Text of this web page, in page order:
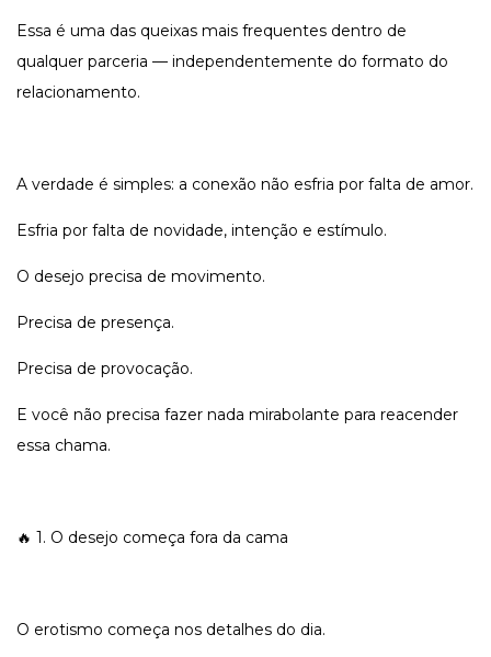
Essa é uma das queixas mais frequentes dentro de
qualquer parceria — independentemente do formato do
relacionamento.
A verdade é simples: a conexão não esfria por falta de amor.
Esfria por falta de novidade, intenção e estímulo.
O desejo precisa de movimento.
Precisa de presença.
Precisa de provocação.
E você não precisa fazer nada mirabolante para reacender
essa chama.
🔥 1. O desejo começa fora da cama
O erotismo começa nos detalhes do dia.